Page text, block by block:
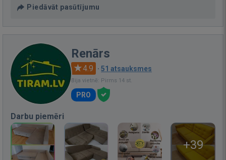
Piedāvāt pasūtījumu
Renārs
4.9 · 51 atsauksmes
Bija vietnē: Pirms 14 st.
PRO
Darbu piemēri
+39